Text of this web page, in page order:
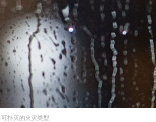
扑灭的火灾类型